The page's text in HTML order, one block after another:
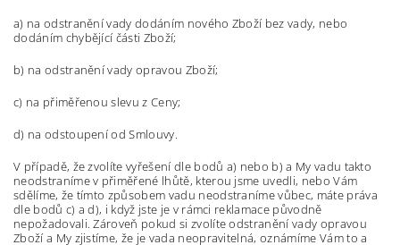
a) na odstranění vady dodáním nového Zboží bez vady, nebo
dodáním chybějící části Zboží;
b) na odstranění vady opravou Zboží;
c) na přiměřenou slevu z Ceny;
d) na odstoupení od Smlouvy.
V případě, že zvolíte vyřešení dle bodů a) nebo b) a My vadu takto
neodstraníme v přiměřené lhůtě, kterou jsme uvedli, nebo Vám
sdělíme, že tímto způsobem vadu neodstraníme vůbec, máte práva
dle bodů c) a d), i když jste je v rámci reklamace původně
nepožadovali. Zároveň pokud si zvolíte odstranění vady opravou
Zboží a My zjistíme, že je vada neopravitelná, oznámíme Vám to a